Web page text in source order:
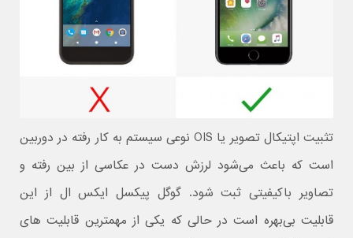
تثبیت اپتیکال تصویر یا OIS نوعی سیستم به کار رفته در دوربین
است که باعث می‌شود لرزش دست در عکاسی از بین رفته و
تصاویر باکیفیتی ثبت شود. گوگل پیکسل ایکس ال از این
قابلیت بی‌بهره است در حالی که یکی از مهمترین قابلیت های